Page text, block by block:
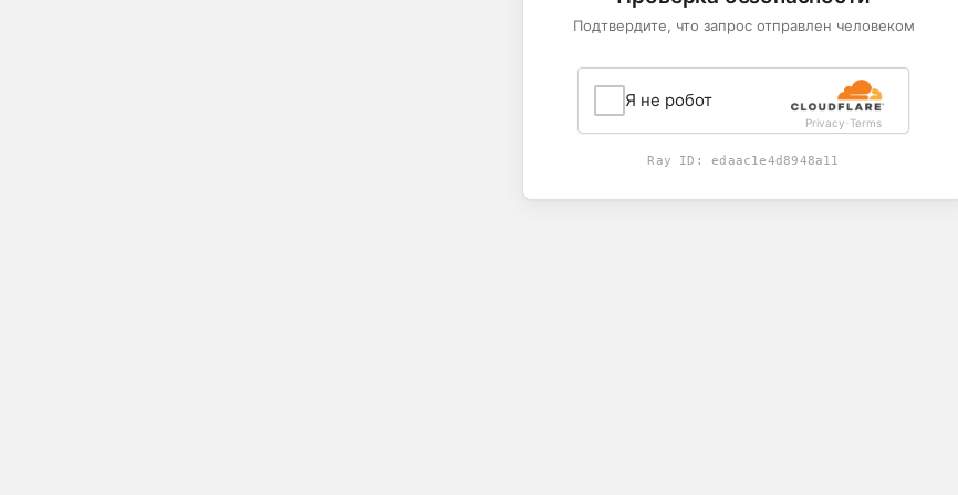
Подтвердите, что запрос отправлен человеком
Я не робот
Privacy-Terms
Ray ID:edaac1e4d8948a11